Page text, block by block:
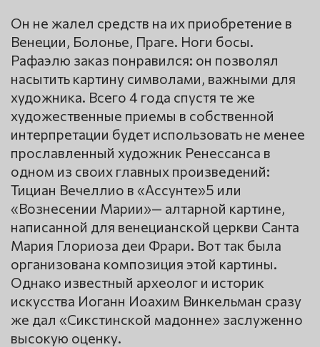
Он не жалел средств на их приобретение в
Венеции, Болонье, Праге. Ноги босы.
Рафаэлю заказ понравился: он позволял
насытить картину символами, важными для
художника. Всего 4 года спустя те же
художественные приемы в собственной
интерпретации будет использовать не менее
прославленный художник Ренессанса в
одном из своих главных произведений:
Тициан Вечеллио в «Ассунте»5 или
«Вознесении Марии»— алтарной картине,
написанной для венецианской церкви Санта
Мария Глориоза деи Фрари. Вот так была
организована композиция этой картины.
Однако известный археолог и историк
искусства Иоганн Иоахим Винкельман сразу
же дал «Сикстинской мадонне» заслуженно
высокую оценку.